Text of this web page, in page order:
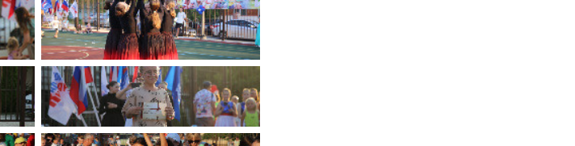
имуществе и обязательствах
имущественного характера
План работы и график сессий
ОБРАЩЕНИЯ
Написать обращение